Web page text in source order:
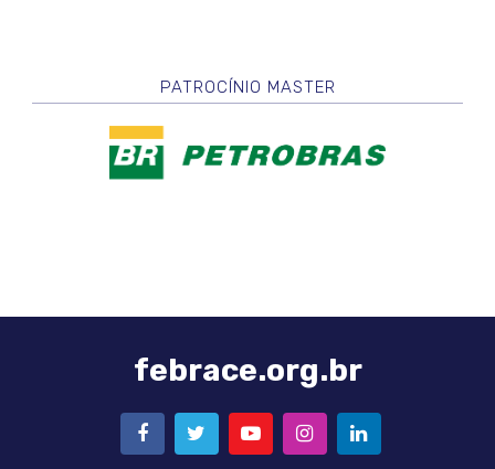
PATROCÍNIO MASTER
febrace.org.br
FACEBOOK
TWITTERYOUTUBEINSTAGRAM
LINKEDIN